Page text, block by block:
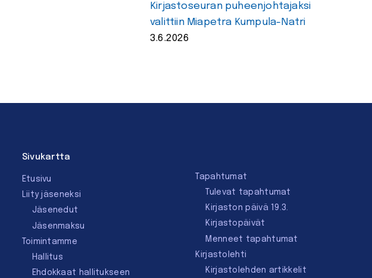
Kirjastoseuran puheenjohtajaksi
valittiin Miapetra Kumpula-Natri
3.6.2026
Sivukartta
Etusivu
Liity jäseneksi
Jäsenedut
Jäsenmaksu
Toimintamme
Hallitus
Ehdokkaat hallitukseen
Tapahtumat
Tulevat tapahtumat
Kirjaston päivä 19.3.
Kirjastopäivät
Menneet tapahtumat
Kirjastolehti
Kirjastolehden artikkelit